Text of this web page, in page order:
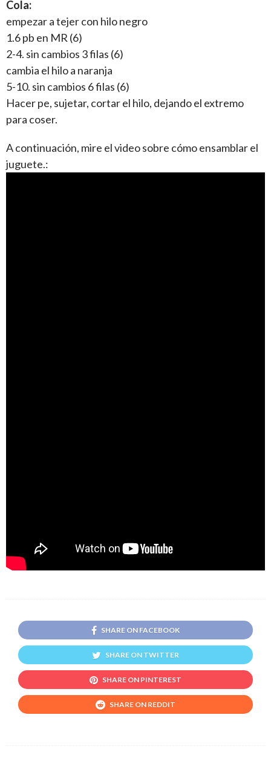
Cola:
empezar a tejer con hilo negro
1.6 pb en MR (6)
2-4. sin cambios 3 filas (6)
cambia el hilo a naranja
5-10. sin cambios 6 filas (6)
Hacer pe, sujetar, cortar el hilo, dejando el extremo
para coser.
A continuación, mire el video sobre cómo ensamblar el
juguete.:
SHARE ON FACEBOOK
SHARE ON TWITTER
SHARE ON PINTEREST
SHARE ON REDDIT